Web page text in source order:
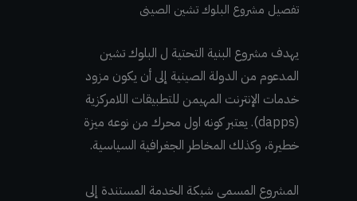
تفصيل مشروع البلوك تشين الصينى
يهدف مشروع البنية التحتية ل البلوك تشين
المدعوم من الدولة الصينية إلى أن يكون مزود
خدمات الإنترنت المهيمن للتطبيقات اللامركزية
(dapps). يعتبر كونه اول محرك من نوعه ميزة
خطيرة، وكذلك المخاطر الجغرافية السياسية.
المشروع المسمى شبكة الخدمة المستندة إلى